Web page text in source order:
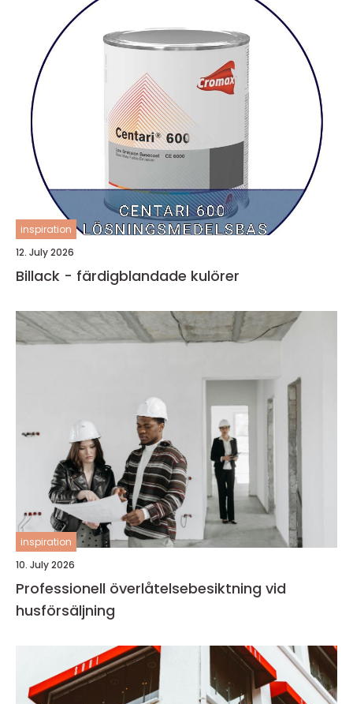
inspiration
12. July 2026
Billack - färdigblandade kulörer
inspiration
10. July 2026
Professionell överlåtelsebesiktning vid
husförsäljning